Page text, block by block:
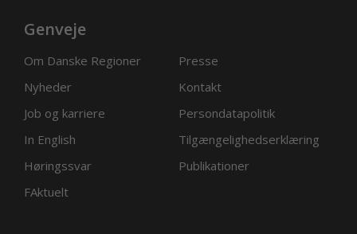
Genveje
Om Danske Regioner
Presse
Nyheder
Kontakt
Job og karriere
Persondatapolitik
In English
Tilgængelighedserklæring
Høringssvar
Publikationer
FAktuelt